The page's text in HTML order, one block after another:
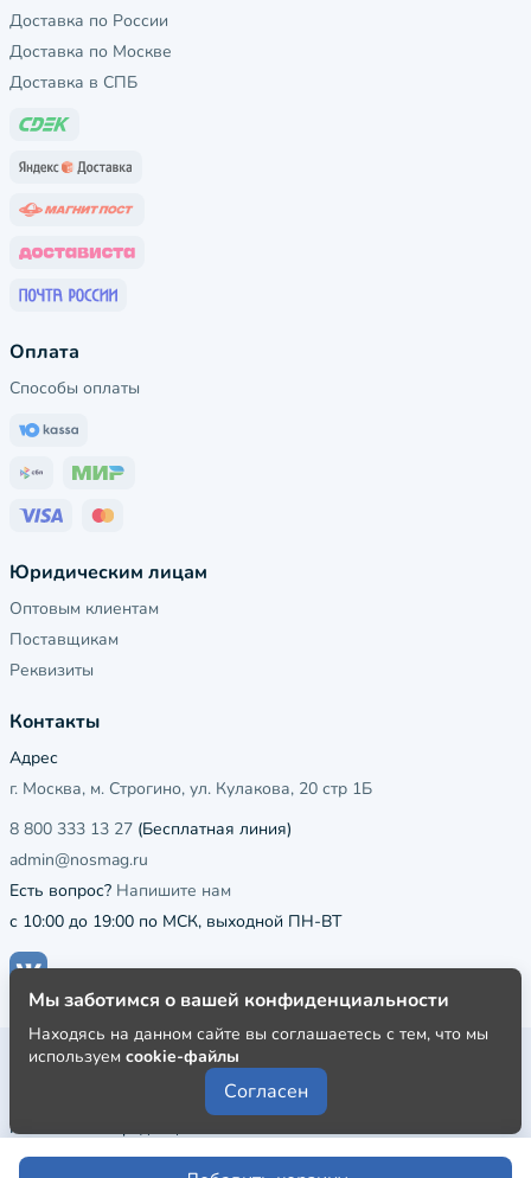
Доставка по России
Доставка по Москве
Доставка в СПБ
Оплата
Способы оплаты
Юридическим лицам
Оптовым клиентам
Поставщикам
Реквизиты
Контакты
Адрес
г. Москва, м. Строгино, ул. Кулакова, 20 стр 1Б
8 800 333 13 27 (Бесплатная линия)
admin@nosmag.ru
Есть вопрос? Напишите нам
с 10:00 до 19:00 по МСК, выходной ПН-ВТ
Публичная оферта
Пользовательское соглашение
Политика конфиденциальности
Мы заботимся о вашей конфиденциальности
Находясь на данном сайте вы соглашаетесь с тем, что мы
используем cookie-файлы
Согласен